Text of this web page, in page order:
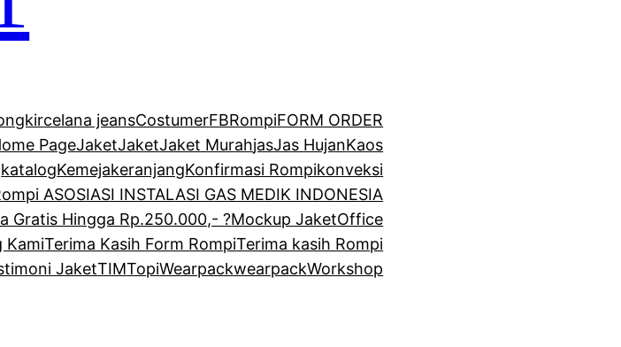
celana jeansCostumerFBRompiFORM ORDER
PageJaketJaketJaket MurahjasJas HujanKaos
katalogKemejakeranjangKonfirmasi Rompikonveksi
ASOSIASI INSTALASI GAS MEDIK INDONESIA
Gratis Hingga Rp.250.000,- ?Mockup JaketOffice
KamiTerima Kasih Form RompiTerima kasih Rompi
JaketTIMTopiWearpackwearpackWorkshop